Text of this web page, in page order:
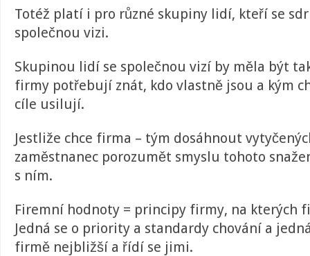
Totéž platí i pro různé skupiny lidí, kteří se
společnou vizi.
Skupinou lidí se společnou vizí by měla být
firmy potřebují znát, kdo vlastně jsou a kým
cíle usilují.
Jestliže chce firma – tým dosáhnout
zaměstnanec porozumět smyslu tohoto
s ním.
Firemní hodnoty = principy firmy, na kterých
Jedná se o priority a standardy chování a
firmě nejbližší a řídí se jimi.